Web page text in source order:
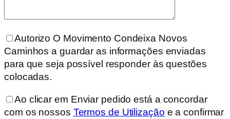
Autorizo O Movimento Condeixa Novos
Caminhos a guardar as informações enviadas
para que seja possível responder às questões
colocadas.
Ao clicar em Enviar pedido está a concordar
com os nossos Termos de Utilização e a confirmar